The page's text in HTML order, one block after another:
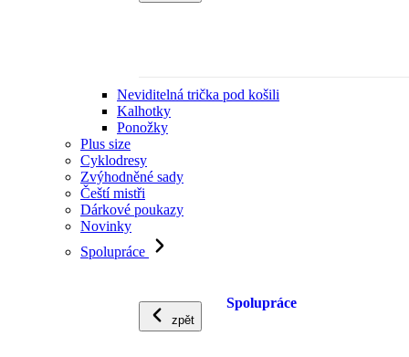
Neviditelná trička pod košili
Kalhotky
Ponožky
Plus size
Cyklodresy
Zvýhodněné sady
Čeští mistři
Dárkové poukazy
Novinky
Spolupráce
zpět
Spolupráce